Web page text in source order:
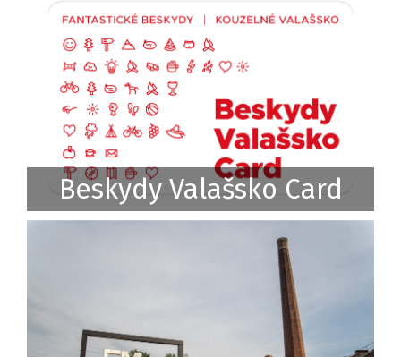
Beskydy Valašsko Card